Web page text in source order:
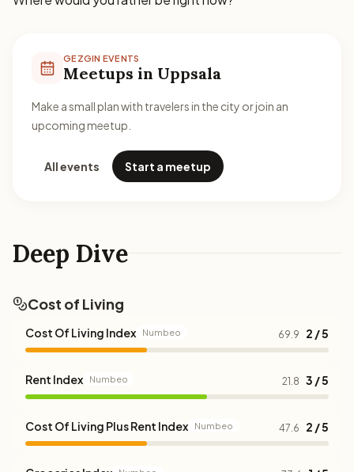
Deep Dive
Cost of Living
Cost Of Living Index Numbeo 69.9 2 / 5
Rent Index Numbeo 21.8 3 / 5
Cost Of Living Plus Rent Index Numbeo 47.6 2 / 5
GEZGIN EVENTS
Meetups in Uppsala
Make a small plan with travelers in the city or join an
upcoming meetup.
All events Start a meetup